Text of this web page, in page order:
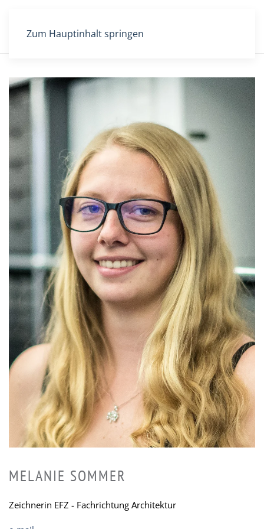
Zum Hauptinhalt springen
MELANIE SOMMER
Zeichnerin EFZ - Fachrichtung Architektur